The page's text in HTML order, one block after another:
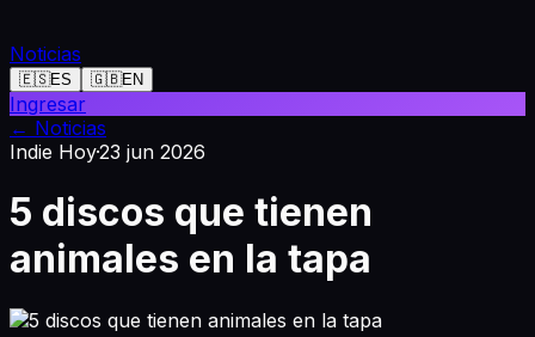
Noticias
🇪🇸ES 🇬🇧EN
Ingresar
← Noticias
Indie Hoy·23 jun 2026
5 discos que tienen
animales en la tapa